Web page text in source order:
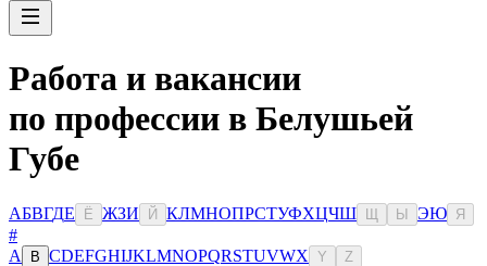
Работа и вакансии
по профессии в Белушьей
Губе
АБВГДЕ Ё ЖЗИ Й КЛМНОПРСТУФХЦЧШ Ы ЭЮ Я
#
A
B CDEFGHIJKLMNOPQRSTUVWX Y Z